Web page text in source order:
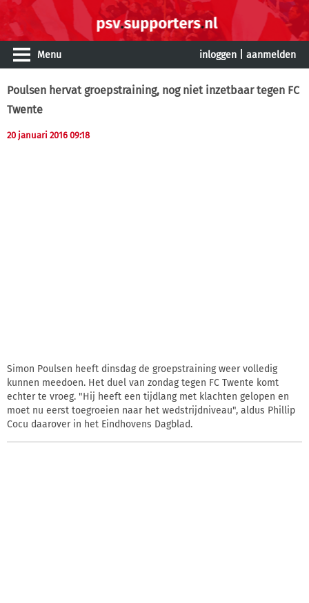
Menu inloggen aanmelden
Poulsen hervat groepstraining, nog niet inzetbaar tegen FC
Twente
20 januari 2016 09:18
Simon Poulsen heeft dinsdag de groepstraining weer volledig
kunnen meedoen. Het duel van zondag tegen FC Twente komt
echter te vroeg. "Hij heeft een tijdlang met klachten gelopen en
moet nu eerst toegroeien naar het wedstrijdniveau", aldus Phillip
Cocu daarover in het Eindhovens Dagblad.